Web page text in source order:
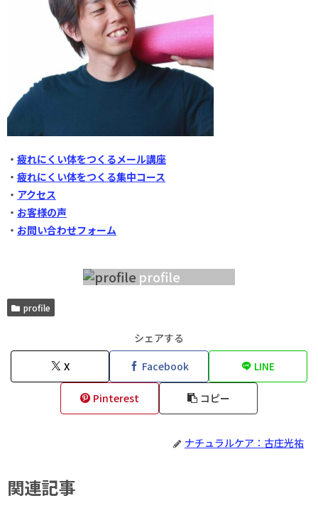
・ 疲れにくい体をつくるメール講座
・ 疲れにくい体をつくる集中コース
・ アクセス
・ お客様の声
・ お問い合わせフォーム
profile
profile
シェアする
X
Facebook LINE
Pinterest コピー
ナチュラルケア：古庄光祐
関連記事